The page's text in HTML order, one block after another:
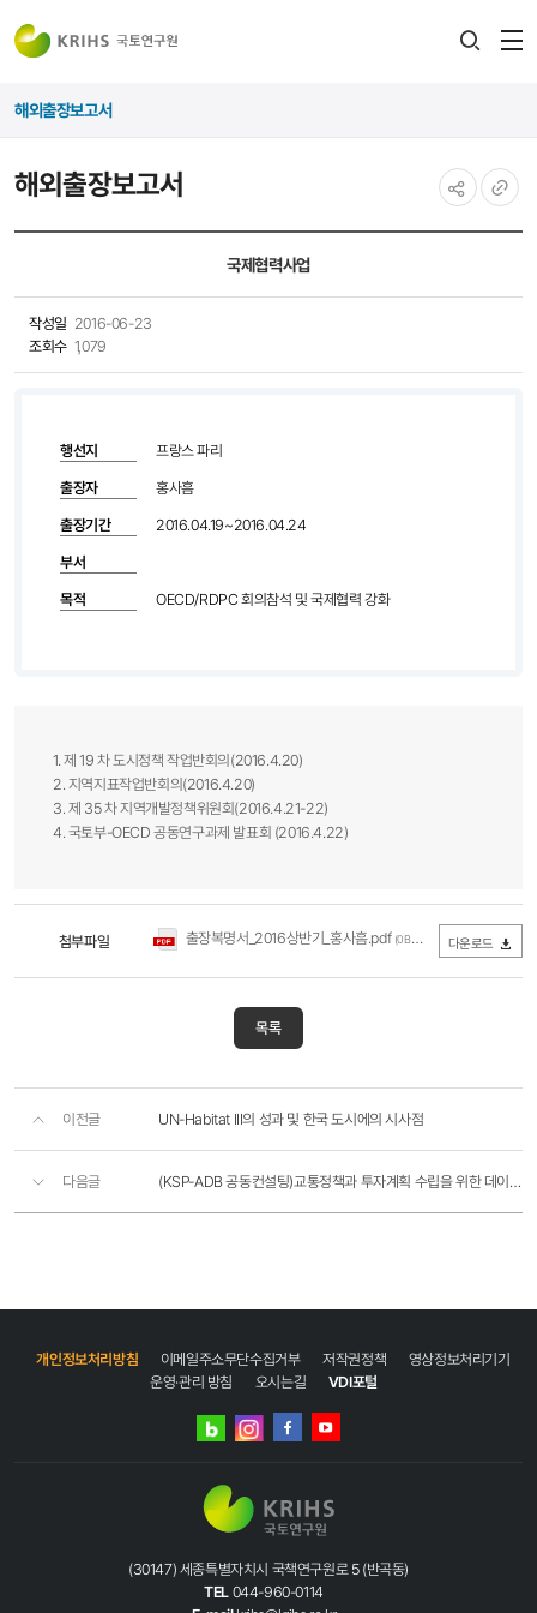
해외출장보고서
해외출장보고서
국제협력사업
작성일 2016-06-23
조회수 1,079
행선지 프랑스 파리
출장자 홍사흠
출장기간 2016.04.19~2016.04.24
부서
목적 OECD/RDPC 회의참석 및 국제협력 강화
1. 제 19 차 도시정책 작업반회의(2016.4.20)
2. 지역지표작업반회의(2016.4.20)
3. 제 35 차 지역개발정책위원회(2016.4.21-22)
4. 국토부-OECD 공동연구과제 발표회 (2016.4.22)​
첨부파일 출장복명서_2016상반기_홍사흠.pdf (0Byte / 다운로드 246회) 다운로드
목록
이전글 UN-Habitat III의 성과 및 한국 도시에의 시사점
다음글 (KSP-ADB 공동컨설팅)교통정책과 투자계획 수립을 위한 데이터 구축
개인정보처리방침 이메일주소무단수집거부 저작권정책
영상정보처리기기
운영·관리 방침
오시는길 VDI포털
네이버
인스타그램
(30147) 세종특별자치시 국책연구원로 5 (반곡동)
TEL 044-960-0114